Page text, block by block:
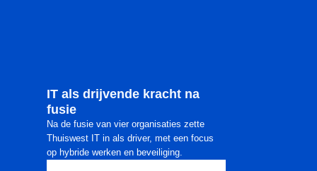
IT als drijvende kracht na
fusie
Na de fusie van vier organisaties zette
Thuiswest IT in als driver, met een focus
op hybride werken en beveiliging.